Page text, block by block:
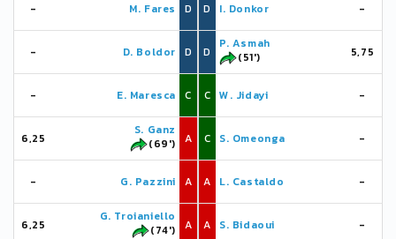
- M. Fares D
- D. Boldor D
- E. Maresca C
6,25
S. Ganz
(69')
A
- G. Pazzini A
6,25
G. Troianiello
(74')
A
D I. Donkor -
D
P. Asmah
(51')
5,75
C W. Jidayi -
C S. Omeonga -
A L. Castaldo -
A S. Bidaoui -